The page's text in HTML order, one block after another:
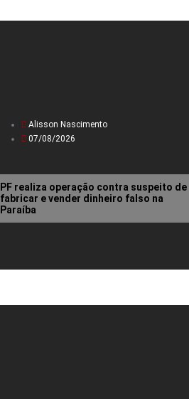
Alisson Nascimento
07/08/2026
PF realiza operação contra suspeito de
fabricar e vender dinheiro falso na
Paraíba